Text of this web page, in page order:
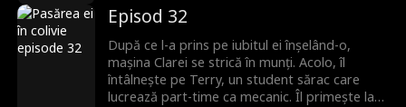
se prăbușește sub greutatea secretului său,
iar Terry pleacă, neștiind că Clara este
însărcinată. Ani mai târziu, el se întoarce cu
putere și bogăție, iar povestea lor de
dragoste începe din nou.
Episod 32
După ce l-a prins pe iubitul ei înșelând-o,
mașina Clarei se strică în munți. Acolo, îl
întâlnește pe Terry, un student sărac care
lucrează part-time ca mecanic. Îl primește la